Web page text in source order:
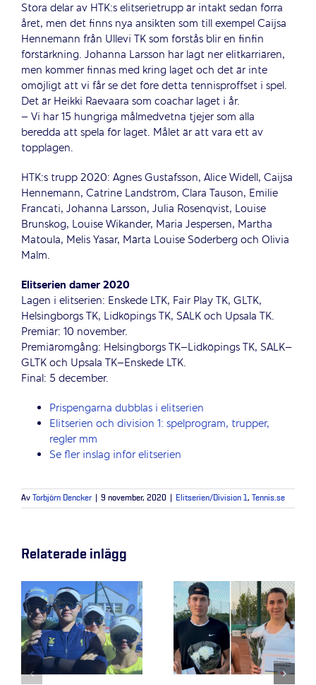
Stora delar av HTK:s elitserietrupp är intakt sedan förra
året, men det finns nya ansikten som till exempel Caijsa
Hennemann från Ullevi TK som förstås blir en finfin
förstärkning. Johanna Larsson har lagt ner elitkarriären,
men kommer finnas med kring laget och det är inte
omöjligt att vi får se det före detta tennisproffset i spel.
Det är Heikki Raevaara som coachar laget i år.
– Vi har 15 hungriga målmedvetna tjejer som alla
beredda att spela för laget. Målet är att vara ett av
topplagen.
HTK:s trupp 2020: Agnes Gustafsson, Alice Widell, Caijsa
Hennemann, Catrine Landström, Clara Tauson, Emilie
Francati, Johanna Larsson, Julia Rosenqvist, Louise
Brunskog, Louise Wikander, Maria Jespersen, Martha
Matoula, Melis Yasar, Märta Louise Söderberg och Olivia
Malm.
Elitserien damer 2020
Lagen i elitserien: Enskede LTK, Fair Play TK, GLTK,
Helsingborgs TK, Lidköpings TK, SALK och Upsala TK.
Premiär: 10 november.
Premiäromgång: Helsingborgs TK–Lidköpings TK, SALK–
GLTK och Upsala TK–Enskede LTK.
Final: 5 december.
Prispengarna dubblas i elitserien
Elitserien och division 1: spelprogram, trupper,
regler mm
Se fler inslag inför elitserien
Av Torbjörn Dencker 9 november, 2020 Elitserien/Division 1, Tennis.se
Relaterade inlägg